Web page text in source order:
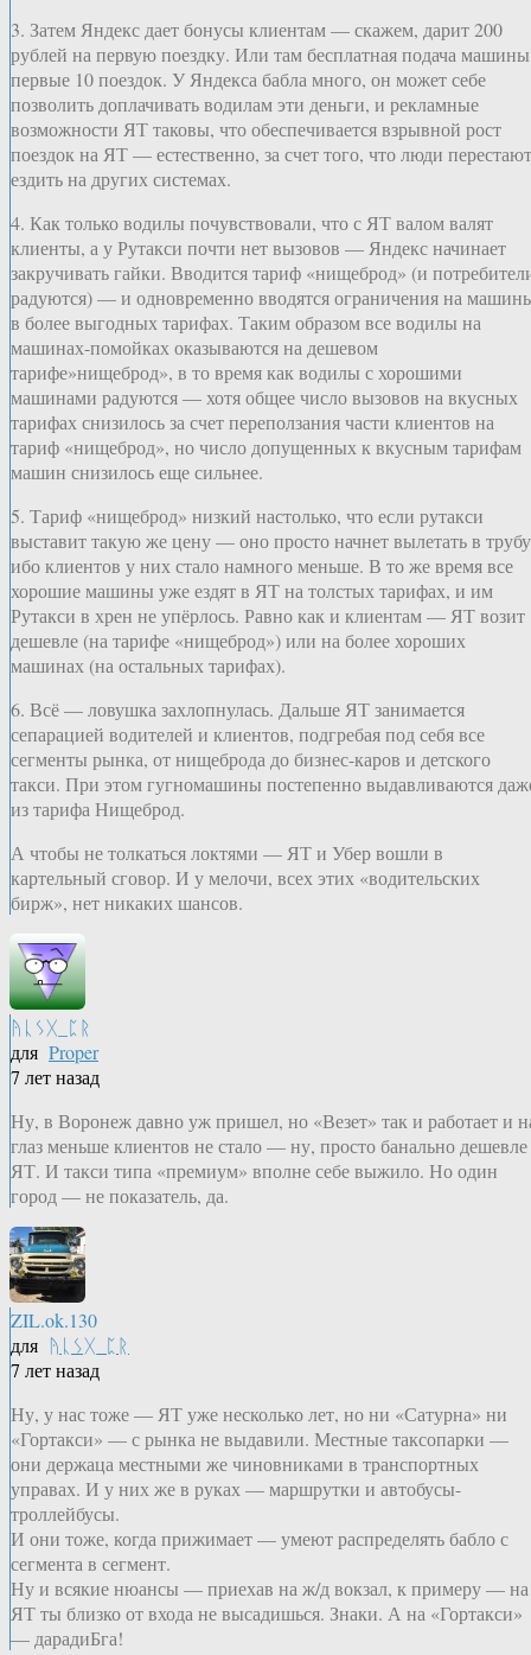
3. Затем Яндекс дает бонусы клиентам — скажем, дарит 200
рублей на первую поездку. Или там бесплатная подача машины
первые 10 поездок. У Яндекса бабла много, он может себе
позволить доплачивать водилам эти деньги, и рекламные
возможности ЯТ таковы, что обеспечивается взрывной рост
поездок на ЯТ — естественно, за счет того, что люди перестают
ездить на других системах.
4. Как только водилы почувствовали, что с ЯТ валом валят
клиенты, а у Рутакси почти нет вызовов — Яндекс начинает
закручивать гайки. Вводится тариф «нищеброд» (и
радуются) — и одновременно вводятся ограничения на
в более выгодных тарифах. Таким образом все водилы на
машинах-помойках оказываются на дешевом
тарифе»нищеброд», в то время как водилы с хорошими
машинами радуются — хотя общее число вызовов на вкусных
тарифах снизилось за счет переползания части клиентов на
тариф «нищеброд», но число допущенных к вкусным тарифам
машин снизилось еще сильнее.
5. Тариф «нищеброд» низкий настолько, что если рутакси
выставит такую же цену — оно просто начнет вылетать в
ибо клиентов у них стало намного меньше. В то же время все
хорошие машины уже ездят в ЯТ на толстых тарифах, и им
Рутакси в хрен не упёрлось. Равно как и клиентам — ЯТ возит
дешевле (на тарифе «нищеброд») или на более хороших
машинах (на остальных тарифах).
6. Всё — ловушка захлопнулась. Дальше ЯТ занимается
сепарацией водителей и клиентов, подгребая под себя все
сегменты рынка, от нищеброда до бизнес-каров и детского
такси. При этом гугномашины постепенно выдавливаются
из тарифа Нищеброд.
А чтобы не толкаться локтями — ЯТ и Убер вошли в
картельный сговор. И у мелочи, всех этих «водительских
бирж», нет никаких шансов.
ᚤᚳᛊᚷ_ᛈᚱ
для Proper
7 лет назад
Ну, в Воронеж давно уж пришел, но «Везет» так и работает и
глаз меньше клиентов не стало — ну, просто банально дешевле
ЯТ. И такси типа «премиум» вполне себе выжило. Но один
город — не показатель, да.
ZIL.ok.130
для ᚤᚳᛊᚷ_ᛈᚱ
7 лет назад
Ну, у нас тоже — ЯТ уже несколько лет, но ни «Сатурна» ни
«Гортакси» — с рынка не выдавили. Местные таксопарки —
они держаца местными же чиновниками в транспортных
управах. И у них же в руках — маршрутки и автобусы-
троллейбусы.
И они тоже, когда прижимает — умеют распределять бабло с
сегмента в сегмент.
Ну и всякие нюансы — приехав на ж/д вокзал, к примеру — на
ЯТ ты близко от входа не высадишься. Знаки. А на «Гортакси»
— дарадиБга!